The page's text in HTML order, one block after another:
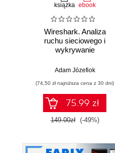
książka ebook
Wireshark. Analiza
ruchu sieciowego i
wykrywanie
Adam Józefiok
(74,50 zł najniższa cena z 30 dni)
75.99 zł
149.00zł (-49%)